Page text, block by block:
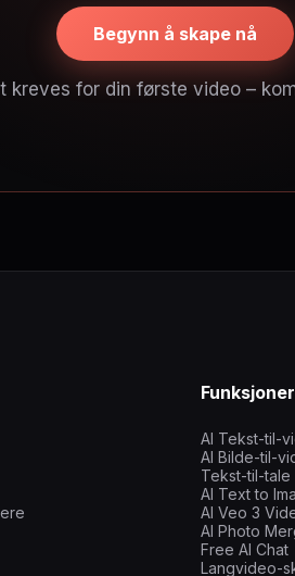
Begynn å skape nå
kreves for din første video –
Funksjoner
AI Tekst-til-
AI Bilde-til-
Tekst-til-tale
AI Text to
AI Veo 3
AI Photo
Free AI Chat
Langvideo-